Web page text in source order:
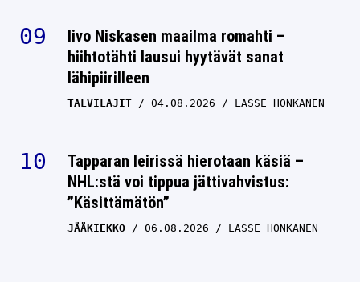
Iivo Niskasen maailma romahti –
hiihtotähti lausui hyytävät sanat
lähipiirilleen
TALVILAJIT
Tapparan leirissä hierotaan käsiä –
NHL:stä voi tippua jättivahvistus:
”Käsittämätön”
JÄÄKIEKKO 06.08.2026